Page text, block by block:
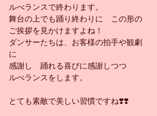
ルべランスで終わります。
舞台の上でも踊り終わりに　この形の
ご挨拶を見かけますよね！
ダンサーたちは、お客様の拍手や観劇
に
感謝し　踊れる喜びに感謝しつつ
ルべランスをします。
とても素敵で美しい習慣ですね❣️❣️